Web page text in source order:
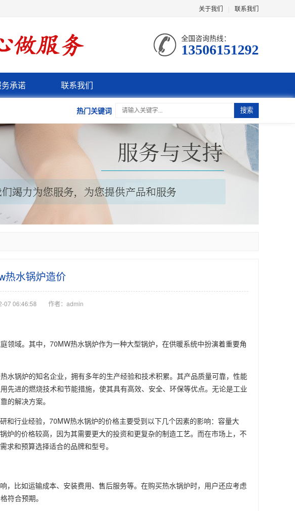
关于我们 联系我们
全国咨询热线：
13506151292
承诺 联系我们
热门关键词 搜索
热水锅炉造价
07 06:46:58 作者：admin
领域。其中，70MW热水锅炉作为一种大型锅炉，在供暖系统中扮演着重要角
水锅炉的知名企业，拥有多年的生产经验和技术积累。其产品质量可靠，性能
先进的燃烧技术和节能措施，使其具有高效、安全、环保等优点。无论是工业
的解决方案。
和行业经验，70MW热水锅炉的价格主要受到以下几个因素的影响：容量大
炉的价格较高，因为其需要更大的投资和更复杂的制造工艺。而在市场上，不
和预算选择适合的品牌和型号。
，比如运输成本、安装费用、售后服务等。在购买热水锅炉时，用户还应考虑
符合预期。